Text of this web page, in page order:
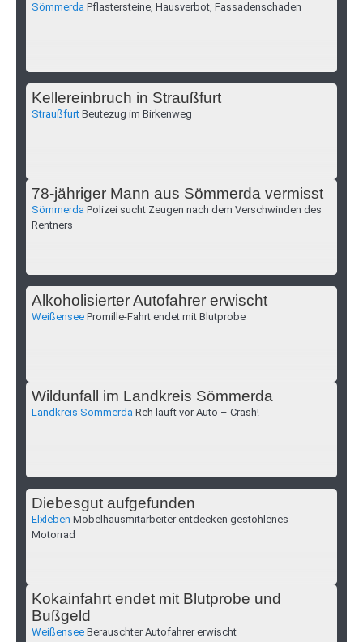
Sömmerda Pflastersteine, Hausverbot, Fassadenschaden
Kellereinbruch in Straußfurt
Straußfurt Beutezug im Birkenweg
78-jähriger Mann aus Sömmerda vermisst
Sömmerda Polizei sucht Zeugen nach dem Verschwinden des
Rentners
Alkoholisierter Autofahrer erwischt
Weißensee Promille-Fahrt endet mit Blutprobe
Wildunfall im Landkreis Sömmerda
Landkreis Sömmerda Reh läuft vor Auto – Crash!
Diebesgut aufgefunden
Elxleben Möbelhausmitarbeiter entdecken gestohlenes
Motorrad
Kokainfahrt endet mit Blutprobe und
Bußgeld
Weißensee Berauschter Autofahrer erwischt